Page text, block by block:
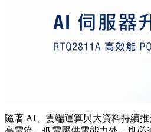
隨著 AI、雲端運算與大資料持續